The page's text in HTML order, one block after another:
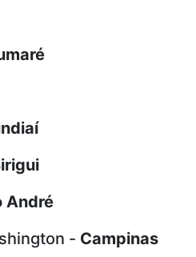
André
- Campinas